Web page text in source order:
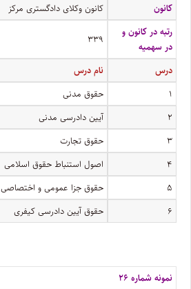
کانون
کانون وکلای دادگستری مرکز
رتبه در کانون و
در سهمیه
۳۳۹
درس
نام درس
۱
حقوق مدنی
۲
آیین دادرسی مدنی
۳
حقوق تجارت
۴
اصول استنباط حقوق اسلامی
۵
حقوق جزا عمومی و اختصاصی
۶
حقوق آیین دادرسی کیفری
نمونه شماره ۲۶